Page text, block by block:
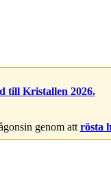
till Kristallen 2026.
genom att rösta